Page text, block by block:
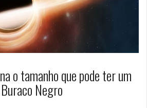
o tamanho que pode ter um
Buraco Negro